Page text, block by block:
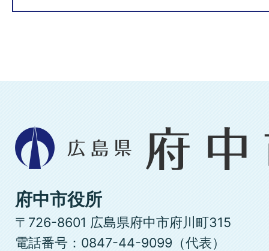
広
島
県
府
中
市
府中市役所
〒726-8601 広島県府中市府川町315
電話番号：0847-44-9099（代表）